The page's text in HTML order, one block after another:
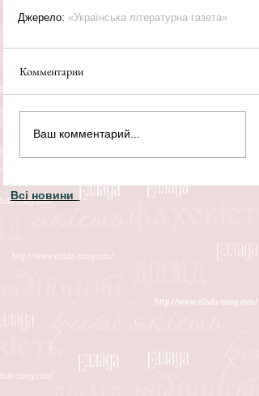
Джерело: «Українська літературна газета»
Комментарии
Ваш комментарий...
Всі новини